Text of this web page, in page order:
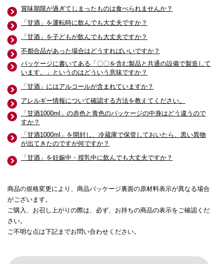
賞味期限が過ぎてしまったものは食べられませんか？
「甘酒」を運転時に飲んでも大丈夫ですか？
「甘酒」を子どもが飲んでも大丈夫ですか？
不都合品があった場合はどうすればいいですか？
パッケージに書いてある「〇〇を含む製品と共通の設備で製造して
います。」というのはどういう意味ですか？
「甘酒」にはアルコールが含まれていますか？
アレルギー情報について確認する方法を教えてください。
「甘酒1000ml」の赤色と青色のパッケージの中身はどう違うので
すか？
「甘酒1000ml」を開封し、冷蔵庫で保管しておいたら、黒い異物
が出てきたのですが何ですか？
「甘酒」を妊娠中・授乳中に飲んでも大丈夫ですか？
商品の規格変更により、商品パッケージ裏面の原材料表示が異なる場合
がございます。
ご購入、お召し上がりの際は、必ず、お持ちの商品の表示をご確認くだ
さい。
ご不明な点は下記までお問い合わせください。